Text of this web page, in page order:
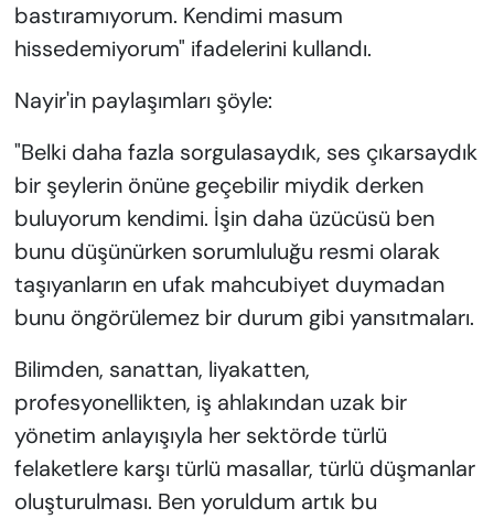
bastıramıyorum. Kendimi masum
hissedemiyorum" ifadelerini kullandı.
Nayir'in paylaşımları şöyle:
"Belki daha fazla sorgulasaydık, ses çıkarsaydık
bir şeylerin önüne geçebilir miydik derken
buluyorum kendimi. İşin daha üzücüsü ben
bunu düşünürken sorumluluğu resmi olarak
taşıyanların en ufak mahcubiyet duymadan
bunu öngörülemez bir durum gibi yansıtmaları.
Bilimden, sanattan, liyakatten,
profesyonellikten, iş ahlakından uzak bir
yönetim anlayışıyla her sektörde türlü
felaketlere karşı türlü masallar, türlü düşmanlar
oluşturulması. Ben yoruldum artık bu